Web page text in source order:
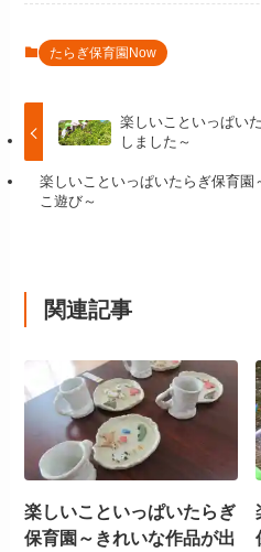
たらぎ保育園Now
楽しいこといっぱい
しました～
楽しいこといっぱいたらぎ保育園
こ遊び～
関連記事
楽しいこといっぱいたらぎ
保育園～きれいな作品が出